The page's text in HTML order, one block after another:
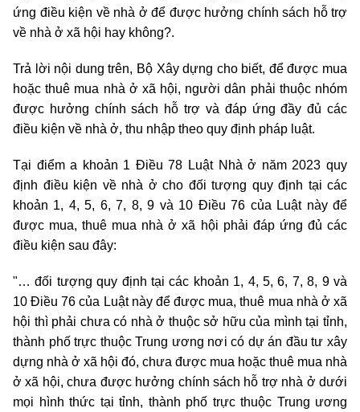
ứng điều kiện về nhà ở để được hưởng chính sách hỗ trợ
về nhà ở xã hội hay không?.
Trả lời nội dung trên, Bộ Xây dựng cho biết, để được mua
hoặc thuê mua nhà ở xã hội, người dân phải thuộc nhóm
được hưởng chính sách hỗ trợ và đáp ứng đầy đủ các
điều kiện về nhà ở, thu nhập theo quy định pháp luật.
Tại điểm a khoản 1 Điều 78 Luật Nhà ở năm 2023 quy
định điều kiện về nhà ở cho đối tượng quy định tại các
khoản 1, 4, 5, 6, 7, 8, 9 và 10 Điều 76 của Luật này để
được mua, thuê mua nhà ở xã hội phải đáp ứng đủ các
điều kiện sau đây:
"… đối tượng quy định tại các khoản 1, 4, 5, 6, 7, 8, 9 và
10 Điều 76 của Luật này để được mua, thuê mua nhà ở xã
hội thì phải chưa có nhà ở thuộc sở hữu của mình tại tỉnh,
thành phố trực thuộc Trung ương nơi có dự án đầu tư xây
dựng nhà ở xã hội đó, chưa được mua hoặc thuê mua nhà
ở xã hội, chưa được hưởng chính sách hỗ trợ nhà ở dưới
mọi hình thức tại tỉnh, thành phố trực thuộc Trung ương